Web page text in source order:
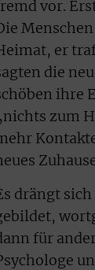
vor.
er
die
ihre
zum
drängt
für